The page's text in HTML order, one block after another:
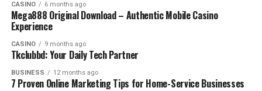
CASINO 6 months ago
Mega888 Original Download – Authentic Mobile Casino
Experience
CASINO 9 months ago
Tkclubbd: Your Daily Tech Partner
BUSINESS 12 months ago
7 Proven Online Marketing Tips for Home-Service Businesses